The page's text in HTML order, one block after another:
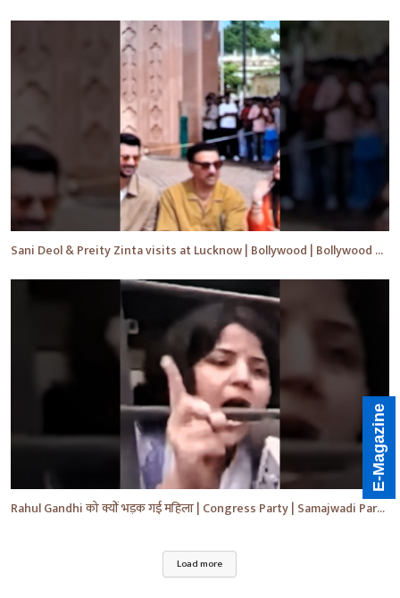
Sani Deol & Preity Zinta visits at Lucknow | Bollywood | Bollywood News | #bollywood #shorts #yt
Rahul Gandhi को क्यों भड़क गई महिला | Congress Party | Samajwadi Party | #shorts #ytshorts #yt
Load more
E-Magazine